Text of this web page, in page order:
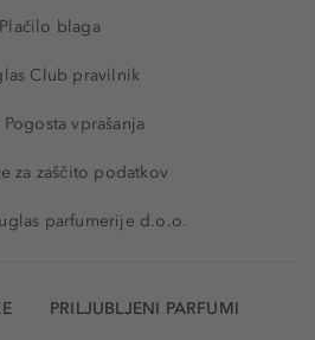
Plačilo blaga
Club pravilnik
Pogosta vprašanja
za zaščito podatkov
parfumerije d.o.o.
PRILJUBLJENI PARFUMI